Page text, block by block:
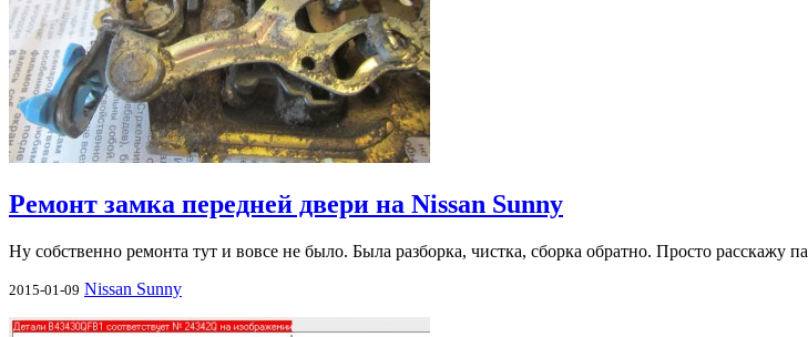
Ремонт замка передней двери на Nissan Sunny
Ну собственно ремонта тут и вовсе не было. Была разборка, чистка, сборка обратно. Просто расскажу па
2015-01-09 Nissan Sunny